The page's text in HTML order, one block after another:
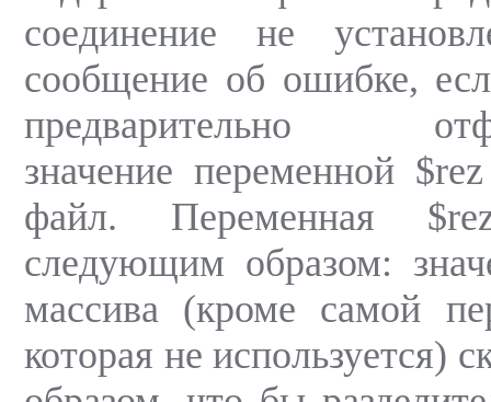
соединение не
сообщение об ошибке,
предварительно
значение переменной
файл. Переменная
следующим образом:
массива (кроме самой
которая не используется)